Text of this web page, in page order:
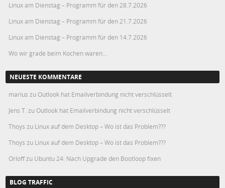
Linux am Dienstag – Programm für den 28.7.2026
Linux am Dienstag – Programm für den 21.7.2026
Linux am Dienstag – Programm für den 14.7.2026
Wo wir grade beim Kochen waren…
NEUESTE KOMMENTARE
marius zu Outlook hat Emailverbindung nicht verschlüsselt
Jens T. zu Outlook hat Emailverbindung nicht verschlüsselt
Thoys zu Linux auf dem Desktop – Wo ist das Problem???
Thoys zu Linux auf dem Desktop – Wo ist das Problem???
Orloffzu Ubuntu 24: Nach Upgrade den Bootloop fixen
BLOG TRAFFIC